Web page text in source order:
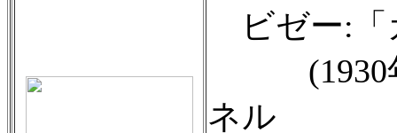
ビゼー:「
(1930年
ネル